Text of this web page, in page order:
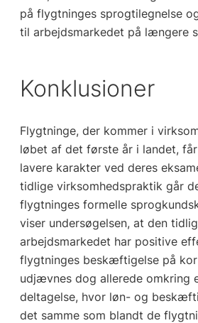
på flygtninges sprogtilegnelse
til arbejdsmarkedet på længere
Konklusioner
Flygtninge, der kommer i
løbet af det første år i landet,
lavere karakter ved deres
tidlige virksomhedspraktik går
flygtninges formelle
viser undersøgelsen, at den
arbejdsmarkedet har positive
flygtninges beskæftigelse på
udjævnes dog allerede omkring
deltagelse, hvor løn- og
det samme som blandt de